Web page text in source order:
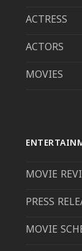
ACTRESS
ACTORS
MOVIES
MOVIE
PRESS
MOVIE